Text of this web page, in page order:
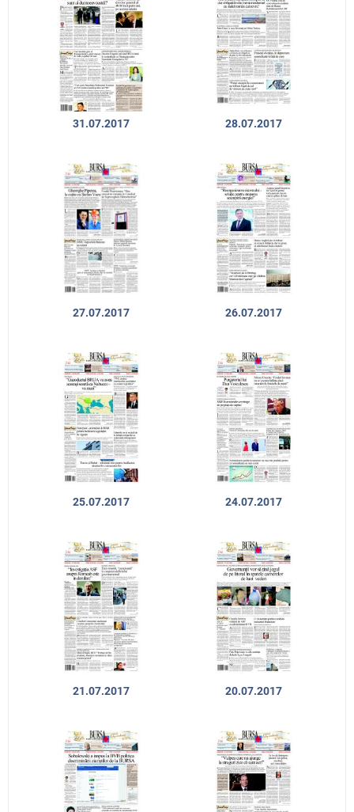
31.07.2017 28.07.2017
27.07.2017 26.07.2017
25.07.2017 24.07.2017
21.07.2017 20.07.2017